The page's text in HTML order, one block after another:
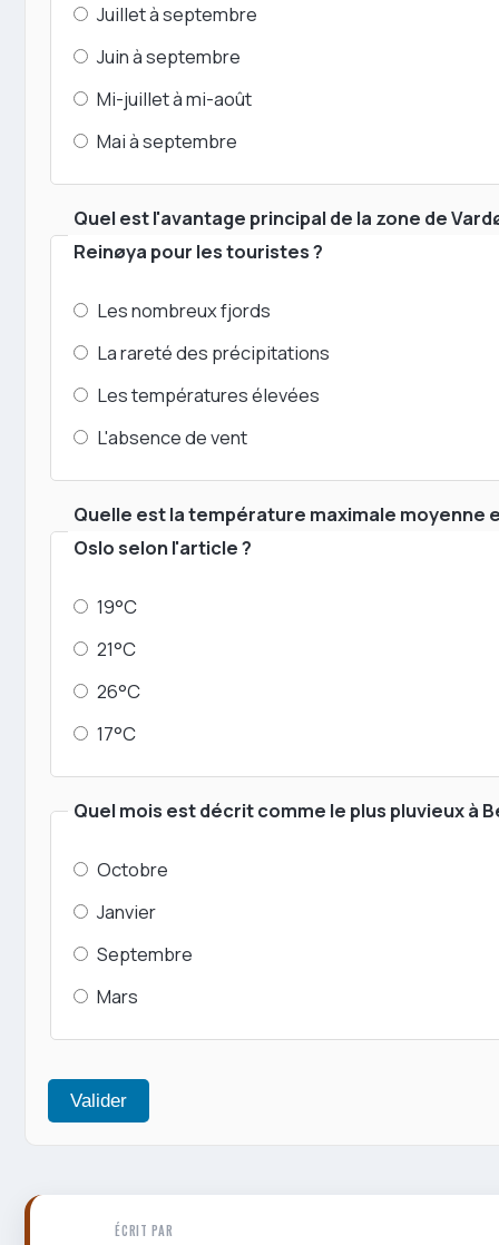
Juillet à septembre
Juin à septembre
Mi-juillet à mi-août
Mai à septembre
Quel est l'avantage principal de la zone de
Reinøya pour les touristes ?
Les nombreux fjords
La rareté des précipitations
Les températures élevées
L'absence de vent
Quelle est la température maximale moyenne
Oslo selon l'article ?
19°C
21°C
26°C
17°C
Quel mois est décrit comme le plus pluvieux à
Octobre
Janvier
Septembre
Mars
Valider
ÉCRIT PAR